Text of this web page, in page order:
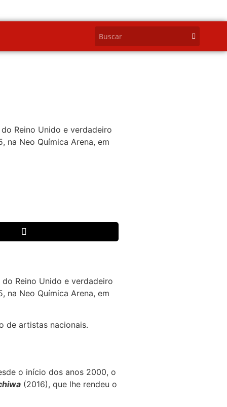
Reino Unido e verdadeiro
Neo Química Arena, em
Reino Unido e verdadeiro
Neo Química Arena, em
de artistas nacionais.
o início dos anos 2000, o
(2016), que lhe rendeu o